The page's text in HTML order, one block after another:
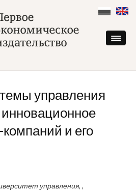
content
управления
и его
управления, ,